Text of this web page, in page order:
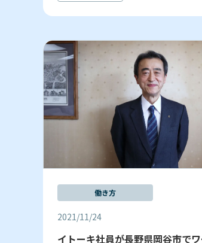
働き方
2021/11/24
イトーキ社員が長野県岡谷市で